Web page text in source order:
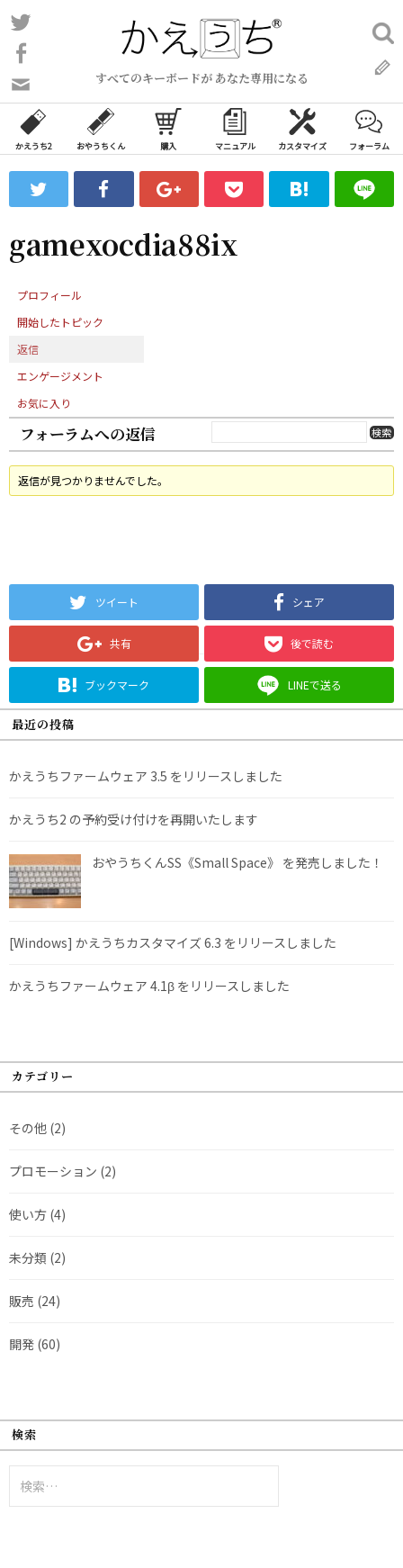
コ
ン
ン
ツ
ス
ッ
すべてのキーボードが あなた専用になる
い
合
わ
フ
ォ
ム
検
索:
かえうち2 おやうちくん 購入 マニュアル カスタマイズ フォーラム
gamexocdia88ix
プロフィール
開始したトピック
返信
エンゲージメント
お気に入り
フォーラムへの返信
返信が見つかりませんでした。
ツイート シェア
共有 後で読む
ブックマーク LINEで送る
最近の投稿
かえうちファームウェア 3.5 をリリースしました
かえうち2 の予約受け付けを再開いたします
おやうちくんSS《Small Space》 を発売しました！
[Windows] かえうちカスタマイズ 6.3 をリリースしました
かえうちファームウェア 4.1β をリリースしました
カテゴリー
その他 (2)
プロモーション (2)
使い方 (4)
未分類 (2)
販売 (24)
開発 (60)
検索
索: